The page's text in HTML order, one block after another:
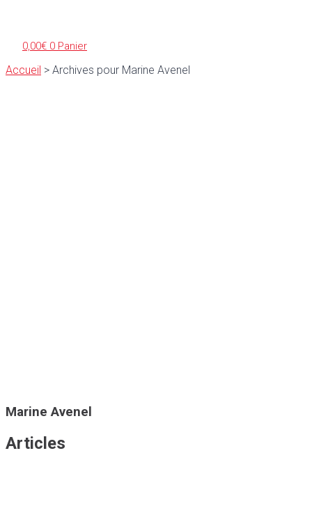
0,00€ 0 Panier
Accueil > Archives pour Marine Avenel
Marine Avenel
Articles